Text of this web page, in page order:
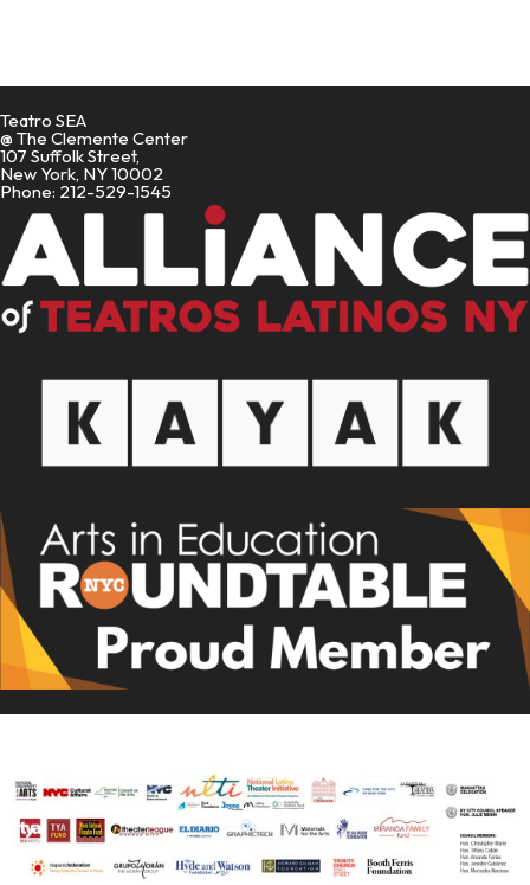
Teatro SEA
@ The Clemente Center
107 Suffolk Street,
New York, NY 10002
Phone: 212-529-1545